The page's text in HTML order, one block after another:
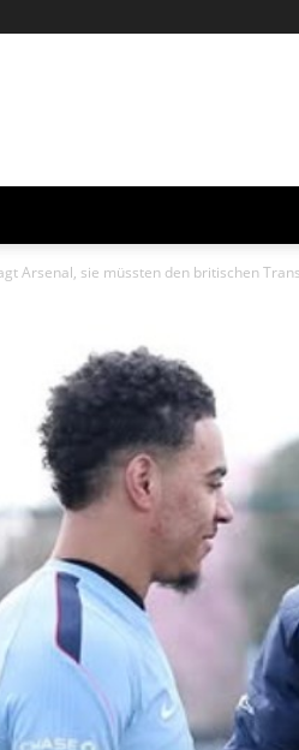
Arsenal, sie müssten den britischen